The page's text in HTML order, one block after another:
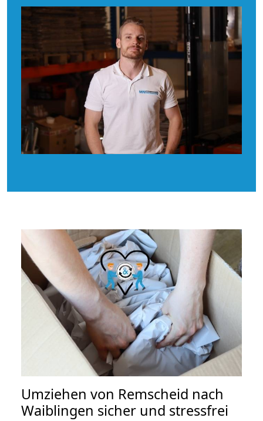
Umziehen von Remscheid nach
Waiblingen sicher und stressfrei